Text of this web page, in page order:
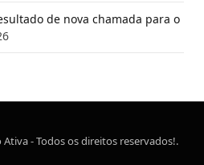
de nova chamada para o
- Todos os direitos reservados!.